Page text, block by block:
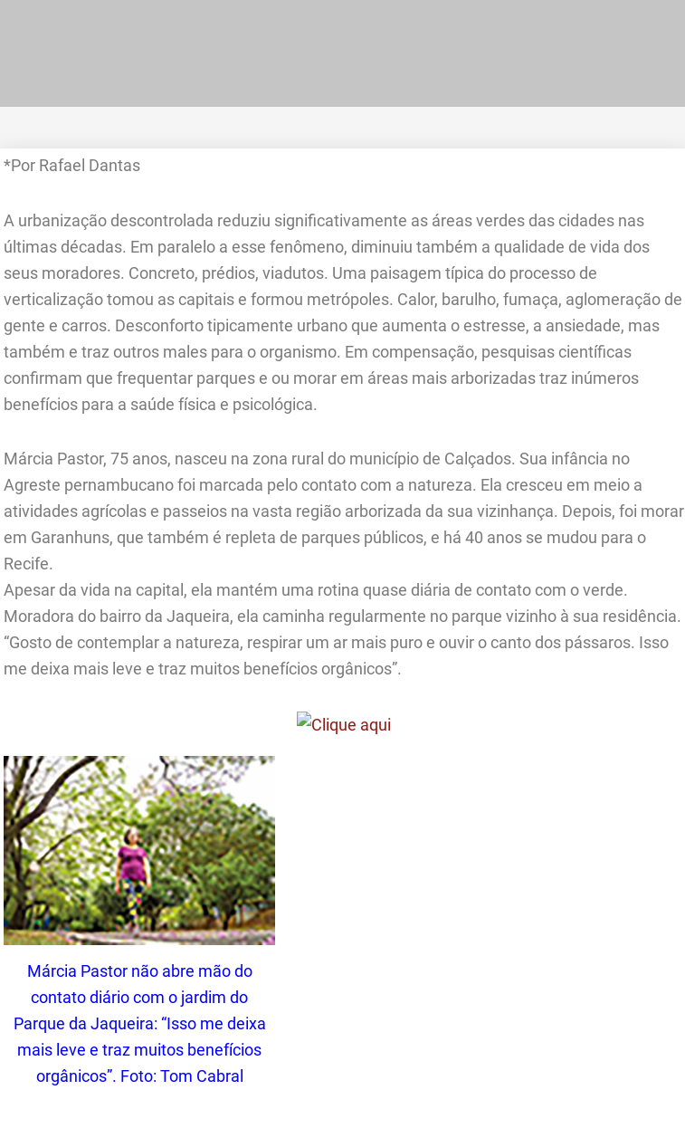
*Por Rafael Dantas
A urbanização descontrolada reduziu significativamente as áreas verdes das cidades nas
últimas décadas. Em paralelo a esse fenômeno, diminuiu também a qualidade de vida dos
seus moradores. Concreto, prédios, viadutos. Uma paisagem típica do processo de
verticalização tomou as capitais e formou metrópoles. Calor, barulho, fumaça, aglomeração de
gente e carros. Desconforto tipicamente urbano que aumenta o estresse, a ansiedade, mas
também e traz outros males para o organismo. Em compensação, pesquisas científicas
confirmam que frequentar parques e ou morar em áreas mais arborizadas traz inúmeros
benefícios para a saúde física e psicológica.
Márcia Pastor, 75 anos, nasceu na zona rural do município de Calçados. Sua infância no
Agreste pernambucano foi marcada pelo contato com a natureza. Ela cresceu em meio a
atividades agrícolas e passeios na vasta região arborizada da sua vizinhança. Depois, foi morar
em Garanhuns, que também é repleta de parques públicos, e há 40 anos se mudou para o
Recife.
Apesar da vida na capital, ela mantém uma rotina quase diária de contato com o verde.
Moradora do bairro da Jaqueira, ela caminha regularmente no parque vizinho à sua residência.
“Gosto de contemplar a natureza, respirar um ar mais puro e ouvir o canto dos pássaros. Isso
me deixa mais leve e traz muitos benefícios orgânicos”.
Márcia Pastor não abre mão do
contato diário com o jardim do
Parque da Jaqueira: “Isso me deixa
mais leve e traz muitos benefícios
orgânicos”. Foto: Tom Cabral